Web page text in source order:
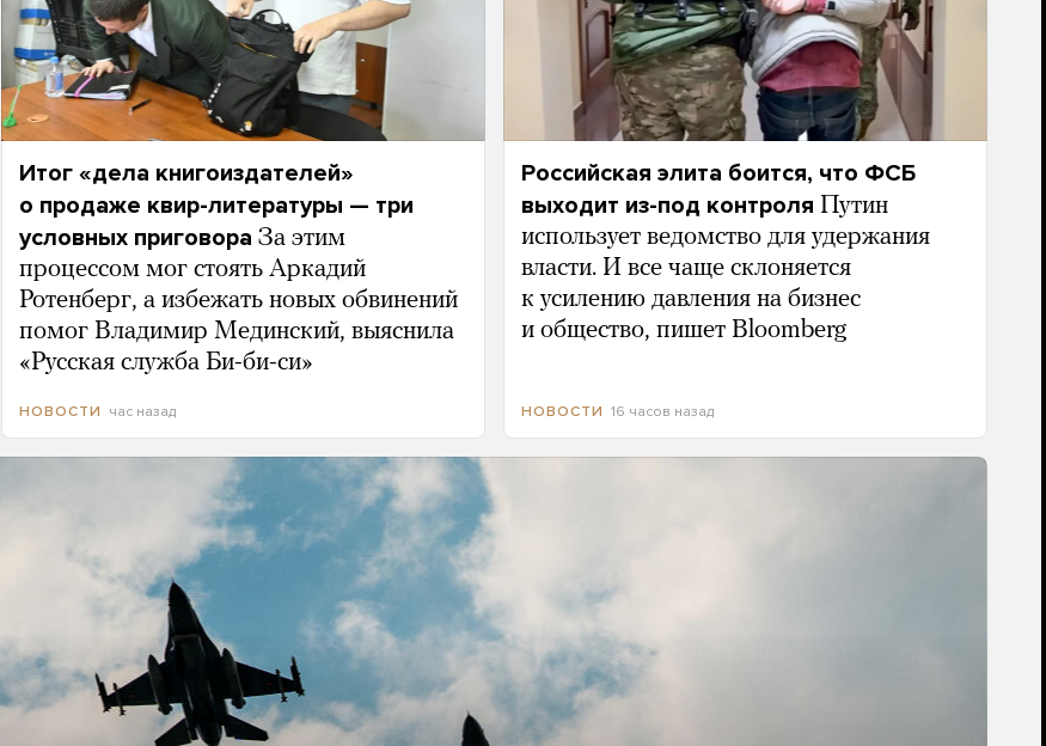
Итог «дела книгоиздателей»
о продаже квир-литературы — три
условных приговора За этим
процессом мог стоять Аркадий
Ротенберг, а избежать новых обвинений
помог Владимир Мединский, выяснила
«Русская служба Би-би-си»
НОВОСТИ час назад
Российская элита боится, что ФСБ
выходит из-под контроля Путин
использует ведомство для удержания
власти. И все чаще склоняется
к усилению давления на бизнес
и общество, пишет Bloomberg
НОВОСТИ 16 часов назад